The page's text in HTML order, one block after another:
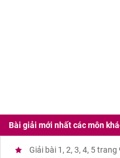
Bài giải mới nhất các môn
Giải bài 1, 2, 3, 4, 5